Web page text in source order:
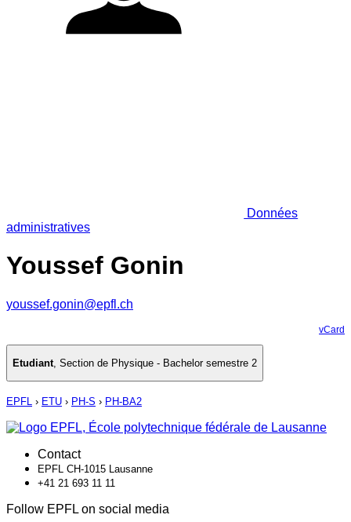
Données
administratives
Youssef Gonin
youssef.gonin@epfl.ch
vCard
Etudiant, Section de Physique - Bachelor semestre 2
EPFL › ETU › PH-S › PH-BA2
Contact
EPFL CH-1015 Lausanne
+41 21 693 11 11
Follow EPFL on social media